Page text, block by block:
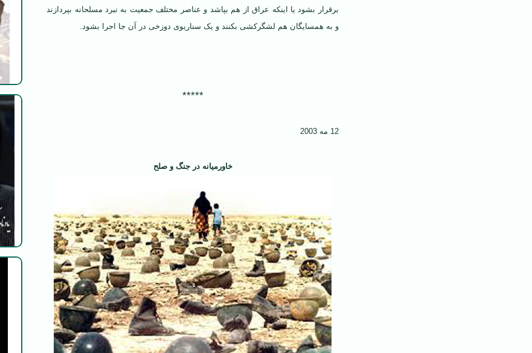
برقرار بشود یا اینکه عراق از هم بپاشد و عناصر مختلف جمعیت به نبرد مسلحانه بپردازند
و به همسایگان هم لشگرکشی بکنند و یک سناریوی دوزخی در آن جا اجرا بشود.
‌*****
12 مه 2003
خاورمیانه در جنگ و صلح